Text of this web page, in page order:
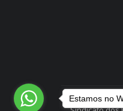
Estamos no